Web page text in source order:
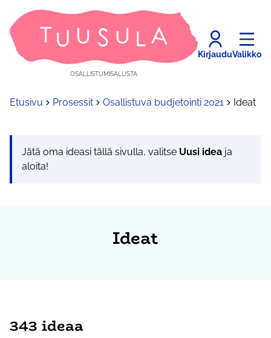
OSALLISTUMISALUSTA
KirjauduValikko
Etusivu Prosessit Osallistuva budjetointi 2021 Ideat
Jätä oma ideasi tällä sivulla, valitse Uusi idea ja
aloita!
Ideat
343 ideaa